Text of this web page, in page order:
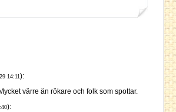
14:11):
värre än rökare och folk som spottar.
):